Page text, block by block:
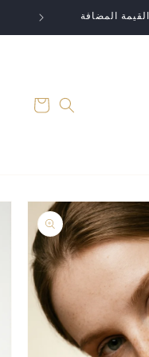
المضافة
التسوق